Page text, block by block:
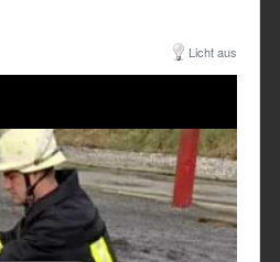
Licht aus